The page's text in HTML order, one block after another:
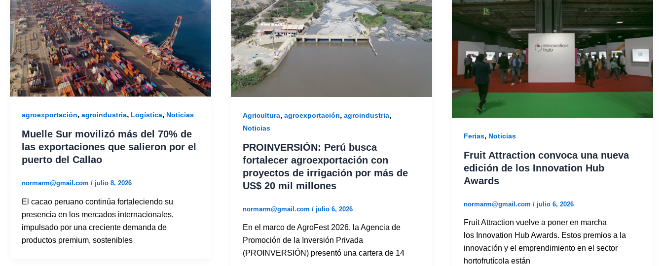
agroexportación, agroindustria, Logística, Noticias
Muelle Sur movilizó más del 70% de
las exportaciones que salieron por el
puerto del Callao
normarm@gmail.com / julio 8, 2026
El cacao peruano continúa fortaleciendo su
presencia en los mercados internacionales,
impulsado por una creciente demanda de
productos premium, sostenibles
Agricultura, agroexportación, agroindustria,
Noticias
PROINVERSIÓN: Perú busca
fortalecer agroexportación con
proyectos de irrigación por más de
US$ 20 mil millones
normarm@gmail.com / julio 6, 2026
En el marco de AgroFest 2026, la Agencia de
Promoción de la Inversión Privada
(PROINVERSIÓN) presentó una cartera de 14
Ferias, Noticias
Fruit Attraction convoca una nueva
edición de los Innovation Hub
Awards
normarm@gmail.com / julio 6, 2026
Fruit Attraction vuelve a poner en marcha
los Innovation Hub Awards. Estos premios a la
innovación y el emprendimiento en el sector
hortofrutícola están